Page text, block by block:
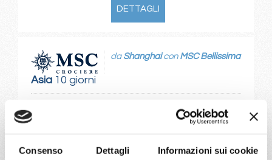
Consenso Dettagli Informazioni sui cookie
DETTAGLI
Asia10 giorni
da Shanghaicon MSC Bellissima
Island, Busan, Shanghai
09/08/2026